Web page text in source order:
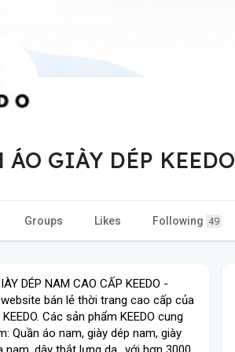
ÁO GIÀY DÉP KEEDO
Groups Likes Following 49
DÉP NAM CAO CẤP KEEDO -
bán lẻ thời trang cao cấp của
Các sản phẩm KEEDO cung
Quần áo nam, giày dép nam, giày